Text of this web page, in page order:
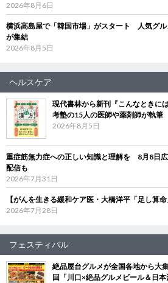
2026年8月6日
横浜高島屋で「韓国市場」がスタート 人気グ
が集結
2026年8月5日
ヘルスケア
現代書林から新刊『こんなとき
考塾の15人の医師や薬剤師が執筆
2026年8月5日
重症筋無力症への正しい知識と理解を 8月8日
配信も
2026年7月31日
【がんを生きる緩和ケア医・大橋洋平「足し算
2026年7月28日
フェスティバル
絶品屋台グルメが全国各地から大
回「川口×絶品グルメビール＆日